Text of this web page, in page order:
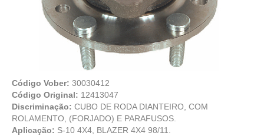
Código Vober: 30030412
Código Original: 12413047
Discriminação: CUBO DE RODA DIANTEIRO, COM
ROLAMENTO, (FORJADO) E PARAFUSOS.
Aplicação: S-10 4X4, BLAZER 4X4 98/11.